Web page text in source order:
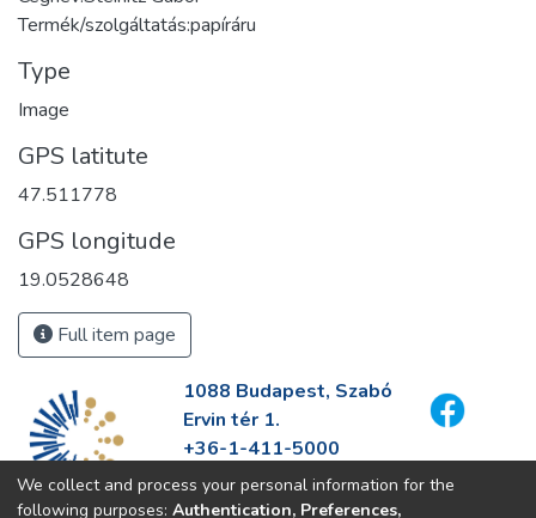
Termék/szolgáltatás:papíráru
Type
Image
GPS latitute
47.511778
GPS longitude
19.0528648
Full item page
1088 Budapest, Szabó
Ervin tér 1.
+36-1-411-5000
info@fszek.hu
https://fszek.hu
We collect and process your personal information for the
following purposes: Authentication, Preferences,